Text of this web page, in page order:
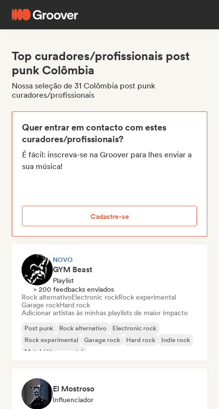
Top curadores/profissionais post
punk Colômbia
Nossa seleção de 31 Colômbia post punk
curadores/profissionais
Quer entrar em contacto com estes
curadores/profissionais?
É fácil: inscreva-se na Groover para lhes enviar a
sua música!
Cadastre-se
NOVO
GYM Beast
Playlist
> 200 feedbacks enviados
Rock alternativoElectronic rockRock experimental
Garage rockHard rock
Adicionar artistas às minhas playlists de maior impacto
Post punk Rock alternativo
Electronic rock
Rock experimental
Garage rock Hard rock
Indie rock
Metal / Heavy metal
El Mostroso
Influenciador